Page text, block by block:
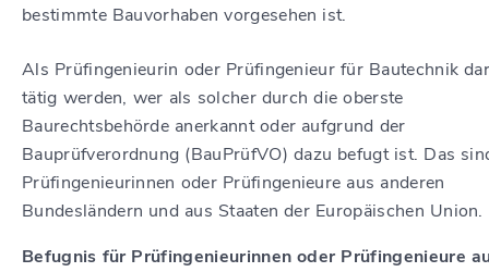
bestimmte Bauvorhaben vorgesehen ist.
Als Prüfingenieurin oder Prüfingenieur für Bautechnik
tätig werden, wer als solcher durch die oberste
Baurechtsbehörde anerkannt oder aufgrund der
Bauprüfverordnung (BauPrüfVO) dazu befugt ist. Das
Prüfingenieurinnen oder Prüfingenieure aus anderen
Bundesländern und aus Staaten der Europäischen Union.
Befugnis für Prüfingenieurinnen oder Prüfingenieure